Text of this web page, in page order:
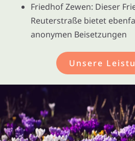
Friedhof Zewen: Dieser
Reuterstraße bietet
anonymen Beisetzungen
Unsere